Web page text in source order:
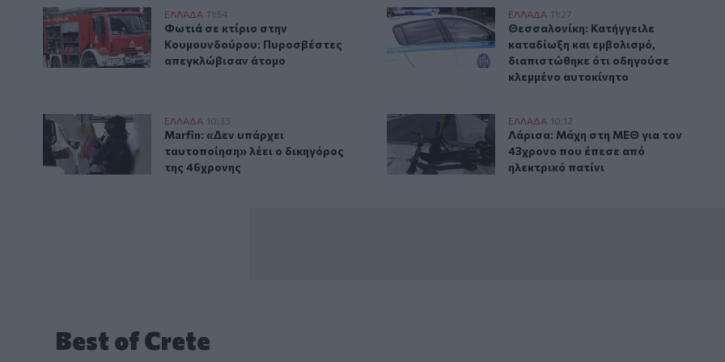
Φωτιά σε κτίριο στην Κουμουνδούρου: Πυροσβέστες απεγκλώβισαν άτομο
ΕΛΛAΔΑ 11:54
Φωτιά σε κτίριο στην Κουμουνδούρου: Πυροσβέστες απεγκλώβισαν άτομο
Φωτιά σε κτίριο στην
Κουμουνδούρου: Πυροσβέστες
απεγκλώβισαν άτομο
Θεσσαλονίκη: Κατήγγειλε καταδίωξη και εμβολισμό,
ΕΛΛAΔΑ 11:27
Θεσσαλονίκη: Κατήγγειλε
Θεσσαλονίκη: Κατήγγειλε
καταδίωξη και εμβολισμό,
διαπιστώθηκε ότι οδηγούσε
κλεμμένο αυτοκίνητο
Marfin: «Δεν υπάρχει ταυτοποίηση» λέει ο δικηγόρος της 46χρονης
ΕΛΛAΔΑ 10:33
Marfin: «Δεν υπάρχει ταυτοποίηση» λέει ο δικηγόρος της 46χρονης
Marfin: «Δεν υπάρχει
ταυτοποίηση» λέει ο δικηγόρος
της 46χρονης
Λάρισα: Μάχη στη ΜΕΘ για τον 43χρονο που έπεσε από
ΕΛΛAΔΑ 10:12
Λάρισα: Μάχη στη ΜΕΘ για τον
Λάρισα: Μάχη στη ΜΕΘ για τον
43χρονο που έπεσε από
ηλεκτρικό πατίνι
Best of Crete